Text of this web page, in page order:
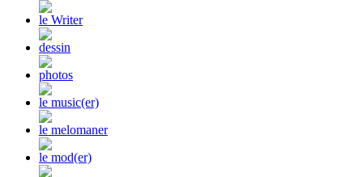
le Writer
dessin
photos
le music(er)
le melomaner
le mod(er)